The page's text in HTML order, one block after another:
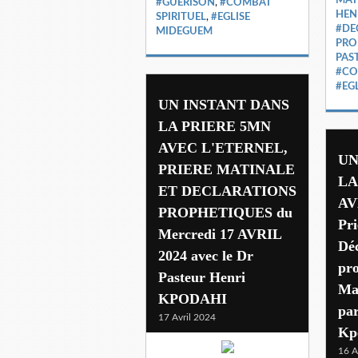
#GUERISON, #COMBAT
SPIRITUEL, #EGLISE
MIDEGUEM
UN INSTANT DANS
LA PRIERE 5MN
AVEC L'ETERNEL,
PRIERE MATINALE
ET DECLARATIONS
PROPHETIQUES du
Mercredi 17 AVRIL
2024 avec le Dr
Pasteur Henri
KPODAHI
17 Avril 2024
16